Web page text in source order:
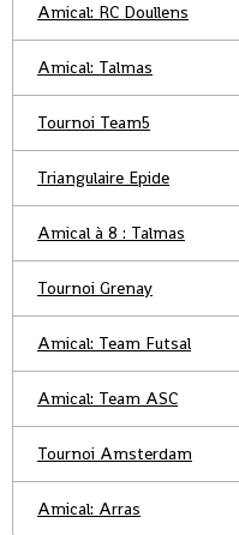
Amical: RC Doullens
Amical: Talmas
Tournoi Team5
Triangulaire Epide
Amical à 8 : Talmas
Tournoi Grenay
Amical: Team Futsal
Amical: Team ASC
Tournoi Amsterdam
Amical: Arras